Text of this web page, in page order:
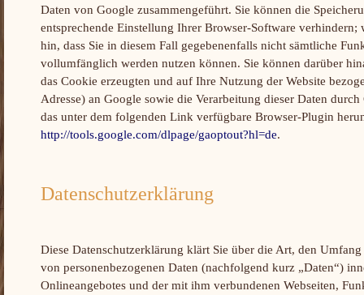
Daten von Google zusammengeführt. Sie können die
entsprechende Einstellung Ihrer Browser-Software verhindern;
hin, dass Sie in diesem Fall gegebenenfalls nicht sämtliche
vollumfänglich werden nutzen können. Sie können darüber
das Cookie erzeugten und auf Ihre Nutzung der Website
Adresse) an Google sowie die Verarbeitung dieser Daten
das unter dem folgenden Link verfügbare Browser-Plugin
http://tools.google.com/dlpage/gaoptout?hl=de.
Datenschutzerklärung
Diese Datenschutzerklärung klärt Sie über die Art, den
von personenbezogenen Daten (nachfolgend kurz „Daten“)
Onlineangebotes und der mit ihm verbundenen Webseiten,